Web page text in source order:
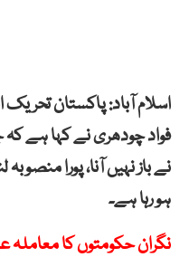
اسلام آباد: پاکستان
فواد چودھری نے کہا ہے
نے باز نہیں آنا، پورا
ہو رہا ہے۔
نگران حکومتوں کا